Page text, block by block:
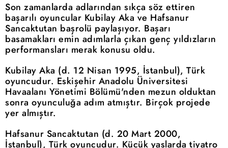
Son zamanlarda adlarından sıkça söz ettiren
başarılı oyuncular Kubilay Aka ve Hafsanur
Sancaktutan başrolü paylaşıyor. Başarı
basamakları emin adımlarla çıkan genç yıldızların
performansları merak konusu oldu.
Kubilay Aka (d. 12 Nisan 1995, İstanbul), Türk
oyuncudur. Eskişehir Anadolu Üniversitesi
Havaalanı Yönetimi Bölümü'nden mezun olduktan
sonra oyunculuğa adım atmıştır. Birçok projede
yer almıştır.
Hafsanur Sancaktutan (d. 20 Mart 2000,
İstanbul), Türk oyuncudur. Küçük yaşlarda tiyatro